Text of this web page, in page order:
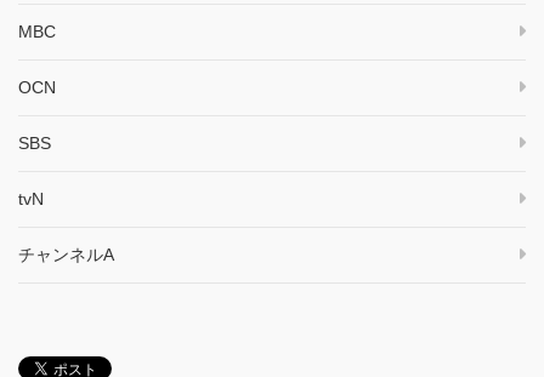
MBC
OCN
SBS
tvN
チャンネルA